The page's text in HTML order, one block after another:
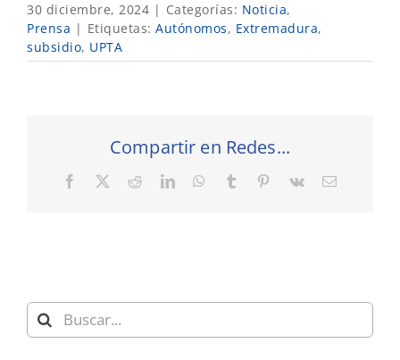
30 diciembre, 2024 | Categorías: Noticia,
Prensa | Etiquetas: Autónomos, Extremadura,
subsidio, UPTA
Compartir en Redes...
Facebook RedditLinkedInWhatsApp
Tumblr Pinterest
Vk
Correo
Buscar: